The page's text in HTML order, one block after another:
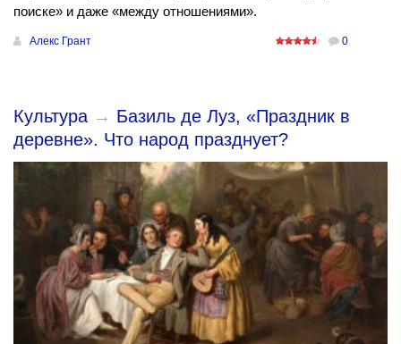
поиске» и даже «между отношениями».
Алекс Грант 0
Культура → Базиль де Луз, «Праздник в
деревне». Что народ празднует?